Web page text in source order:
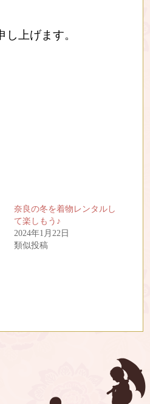
上げます。
奈良の冬を着物レンタルし
て楽しもう♪
2024年1月22日
類似投稿